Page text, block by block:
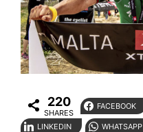
220
SHARES
FACEBOOK
LINKEDIN WHATSAPP